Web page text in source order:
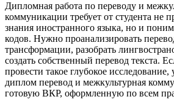
Дипломная работа по переводу и
коммуникации требует от студента не
знания иностранного языка, но и
кодов. Нужно проанализировать
трансформации, разобрать
создать собственный перевод текста.
провести такое глубокое исследование,
диплом перевод и межкультурная
готовую ВКР, оформленную по всем